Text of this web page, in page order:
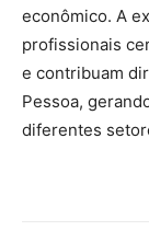
econômico. A
profissionais
e contribuam
Pessoa,
diferentes